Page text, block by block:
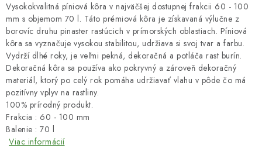
Vysokokvalitná píniová kôra v najväčšej dostupnej frakcii 60 - 100
mm s objemom 70 l. Táto prémiová kôra je získavaná výlučne z
borovíc druhu pinaster rastúcich v prímorských oblastiach. Píniová
kôra sa vyznačuje vysokou stabilitou, udržiava si svoj tvar a farbu.
Vydrží dlhé roky, je veľmi pekná, dekoračná a potláča rast burín.
Dekoračná kôra sa používa ako pokryvný a zároveň dekoračný
materiál, ktorý po celý rok pomáha udržiavať vlahu v pôde čo má
pozitívny vplyv na rastliny.
100% prírodný produkt.
Frakcia : 60 - 100 mm
Balenie : 70 l
Viac informácií